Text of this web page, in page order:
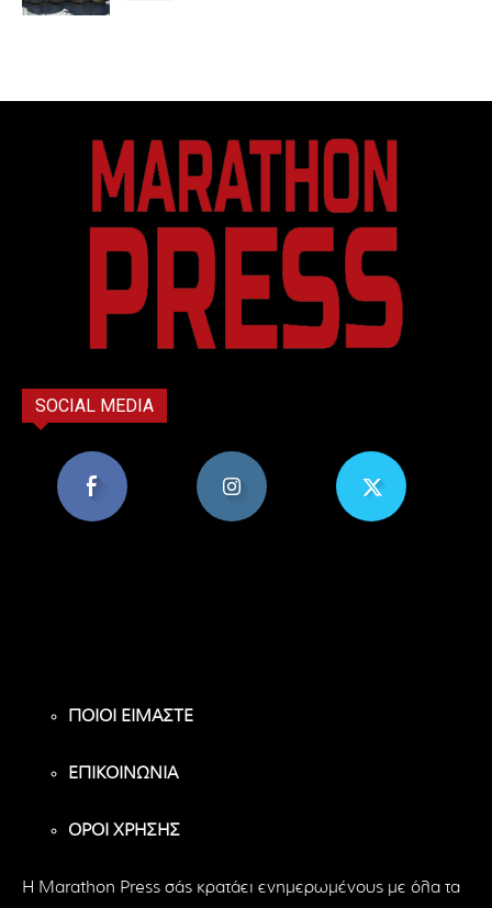
SOCIAL MEDIA
ΠΟΙΟΙ ΕΙΜΑΣΤΕ
ΕΠΙΚΟΙΝΩΝΙΑ
ΟΡΟΙ ΧΡΗΣΗΣ
H Marathon Press σάς κρατάει ενημερωμένους με όλα τα